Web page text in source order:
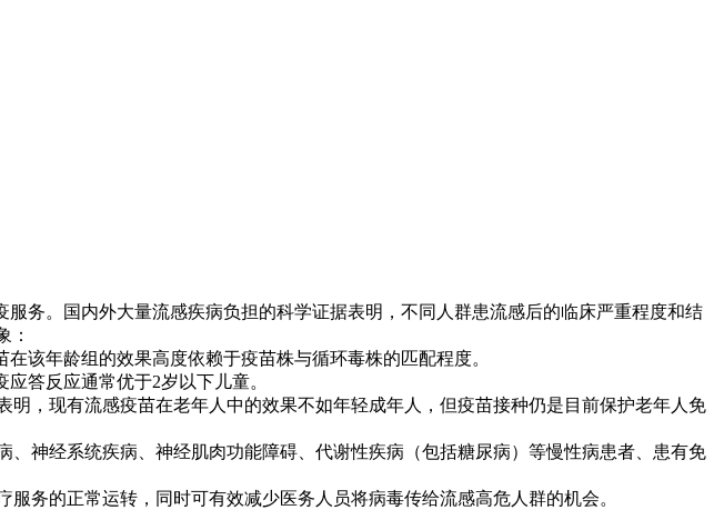
务。国内外大量流感疾病负担的科学证据表明，不同人群患流感后的临床严重程度和结
：
该年龄组的效果高度依赖于疫苗株与循环毒株的匹配程度。
答反应通常优于2岁以下儿童。
，现有流感疫苗在老年人中的效果不如年轻成年人，但疫苗接种仍是目前保护老年人免
神经系统疾病、神经肌肉功能障碍、代谢性疾病（包括糖尿病）等慢性病患者、患有免
务的正常运转，同时可有效减少医务人员将病毒传给流感高危人群的机会。